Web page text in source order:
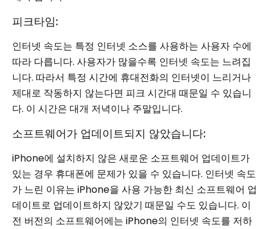
피크타임:
인터넷 속도는 특정 인터넷 소스를 사용하는 사용자 수에
따라 다릅니다. 사용자가 많을수록 인터넷 속도는 느려집
니다. 따라서 특정 시간에 휴대전화의 인터넷이 느리거나
제대로 작동하지 않는다면 피크 시간대 때문일 수 있습니
다. 이 시간은 대개 저녁이나 주말입니다.
소프트웨어가 업데이트되지 않았습니다:
iPhone에 설치하지 않은 새로운 소프트웨어 업데이트가
있는 경우 휴대폰에 문제가 있을 수 있습니다. 인터넷 속도
가 느린 이유는 iPhone을 사용 가능한 최신 소프트웨어 업
데이트로 업데이트하지 않았기 때문일 수도 있습니다. 이
전 버전의 소프트웨어에는 iPhone의 인터넷 속도를 저하